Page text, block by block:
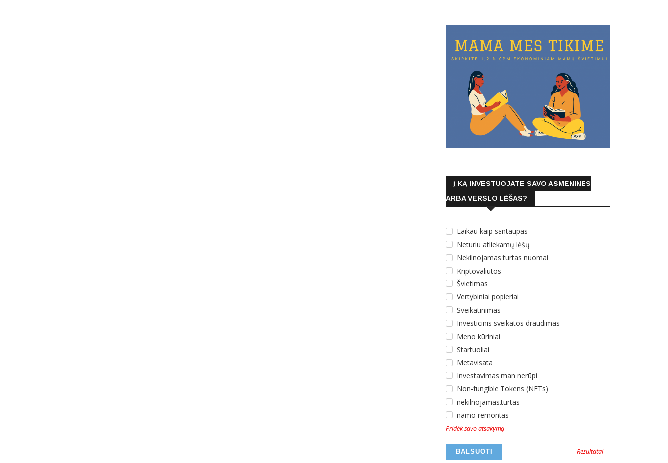
Į KĄ INVESTUOJATE SAVO ASMENINES
ARBA VERSLO LĖŠAS?
Laikau kaip santaupas
Neturiu atliekamų lėšų
Nekilnojamas turtas nuomai
Kriptovaliutos
Švietimas
Vertybiniai popieriai
Sveikatinimas
Investicinis sveikatos draudimas
Meno kūriniai
Startuoliai
Metavisata
Investavimas man nerūpi
Non-fungible Tokens (NFTs)
nekilnojamas.turtas
namo remontas
Pridėk savo atsakymą
Rezultatai